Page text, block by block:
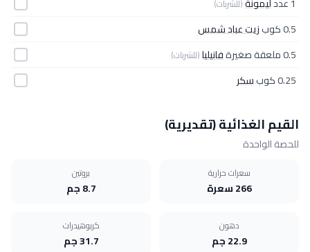
(للشربات)
0.5 كوب
زيت عباد شمس
0.5 ملعقة صغيرة
فانيليا(للشربات)
0.25 كوب سكر
القيم الغذائية (تقديرية)
للحصة الواحدة
سعرات حرارية
266 سعرة
بروتين
8.7 جم
دهون
22.9 جم
كربوهيدرات
31.7 جم